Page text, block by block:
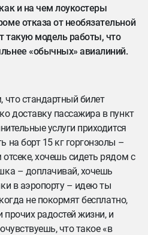
и на чем лоукостеры
отказа от необязательной
такую модель работы, что
«обычных» авиалиний.
стандартный билет
доставку пассажира в пункт
услуги приходится
на борт 15 кг горгонзолы –
хочешь сидеть рядом с
– доплачивай, хочешь
в аэропорту – идею ты
не покормят бесплатно,
прочих радостей жизни, и
что такое «в